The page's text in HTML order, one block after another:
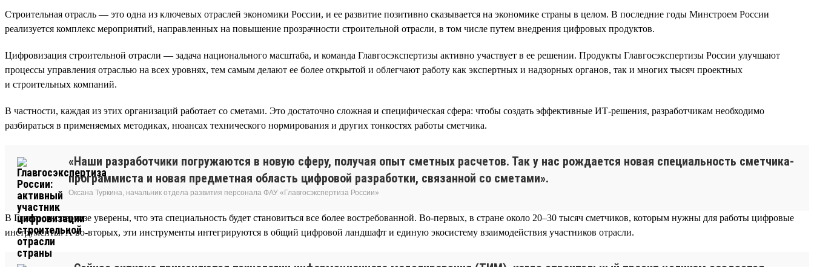
Строительная отрасль — это одна из ключевых отраслей экономики России, и ее развитие позитивно сказывается на экономике страны в целом. В последние годы Минстроем России
реализуется комплекс мероприятий, направленных на повышение прозрачности строительной отрасли, в том числе путем внедрения цифровых продуктов.
Цифровизация строительной отрасли — задача национального масштаба, и команда Главгосэкспертизы активно участвует в ее решении. Продукты Главгосэкспертизы России улучшают
процессы управления отраслью на всех уровнях, тем самым делают ее более открытой и облегчают работу как экспертных и надзорных органов, так и многих тысяч проектных
и строительных компаний.
В частности, каждая из этих организаций работает со сметами. Это достаточно сложная и специфическая сфера: чтобы создать эффективные ИТ-решения, разработчикам необходимо
разбираться в применяемых методиках, нюансах технического нормирования и других тонкостях работы сметчика.
«Наши разработчики погружаются в новую сферу, получая опыт сметных расчетов. Так у нас рождается новая специальность сметчика-
программиста и новая предметная область цифровой разработки, связанной со сметами».
Оксана Туркина, начальник отдела развития персонала ФАУ «Главгосэкспертиза России»
В Главгосэкспертизе уверены, что эта специальность будет становиться все более востребованной. Во-первых, в стране около 20–30 тысяч сметчиков, которым нужны для работы цифровые
инструменты. А во-вторых, эти инструменты интегрируются в общий цифровой ландшафт и единую экосистему взаимодействия участников отрасли.